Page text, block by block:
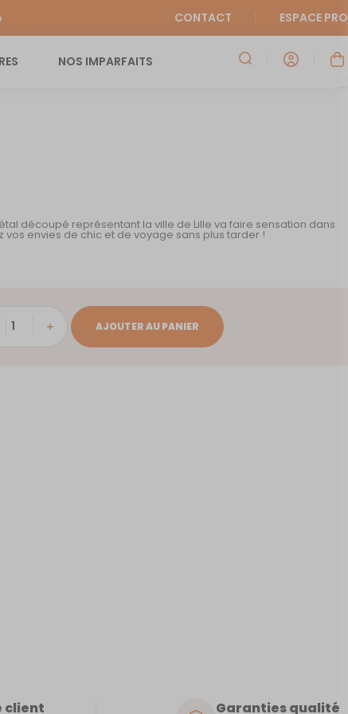
CONTACT ESPACE PRO
NOS IMPARFAITS
découpé représentant la ville de Lille va faire sensation dans
vos envies de chic et de voyage sans plus tarder !
AJOUTER AU PANIER
client Garanties qualité